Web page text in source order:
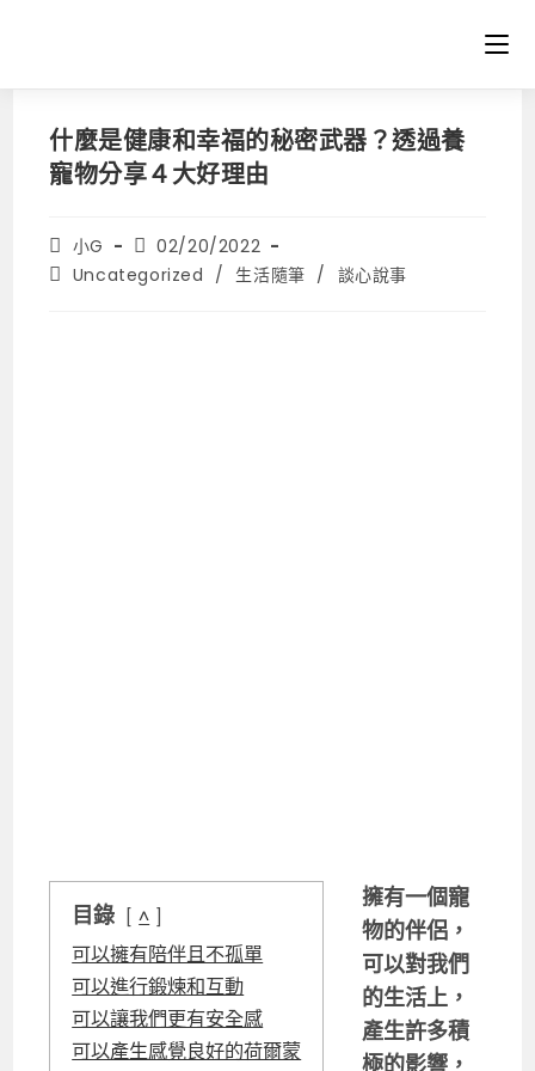
什麼是健康和幸福的秘密武器？透過養
寵物分享４大好理由
小G
02/20/2022
Uncategorized / 生活隨筆 / 談心說事
目錄 ^
可以擁有陪伴且不孤單
可以進行鍛煉和互動
可以讓我們更有安全感
可以產生感覺良好的荷爾蒙
擁有一個寵
物的伴侶，
可以對我們
的生活上，
產生許多積
極的影響，